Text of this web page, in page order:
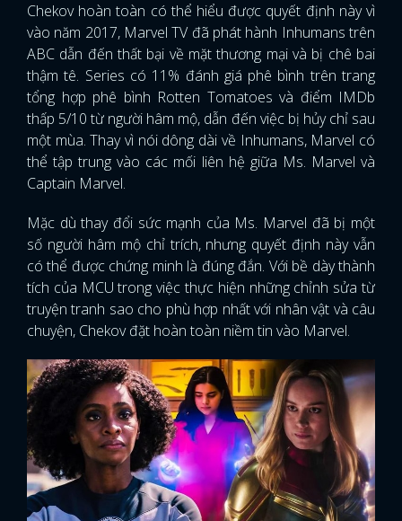
Chekov hoàn toàn có thể hiểu được quyết định này vì
vào năm 2017, Marvel TV đã phát hành Inhumans trên
ABC dẫn đến thất bại về mặt thương mại và bị chê bai
thậm tê. Series có 11% đánh giá phê bình trên trang
tổng hợp phê bình Rotten Tomatoes và điểm IMDb
thấp 5/10 từ người hâm mộ, dẫn đến việc bị hủy chỉ sau
một mùa. Thay vì nói dông dài về Inhumans, Marvel có
thể tập trung vào các mối liên hệ giữa Ms. Marvel và
Captain Marvel.
Mặc dù thay đổi sức mạnh của Ms. Marvel đã bị một
số người hâm mộ chỉ trích, nhưng quyết định này vẫn
có thể được chứng minh là đúng đắn. Với bề dày thành
tích của MCU trong việc thực hiện những chỉnh sửa từ
truyện tranh sao cho phù hợp nhất với nhân vật và câu
chuyện, Chekov đặt hoàn toàn niềm tin vào Marvel.